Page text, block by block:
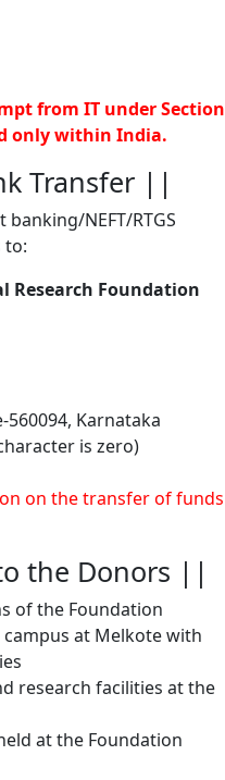
from IT under Section
only within India.
Transfer ||
NEFT/RTGS
to:
Research Foundation
560094, Karnataka
is zero)
on the transfer of funds
the Donors ||
of the Foundation
at Melkote with
research facilities at the
at the Foundation